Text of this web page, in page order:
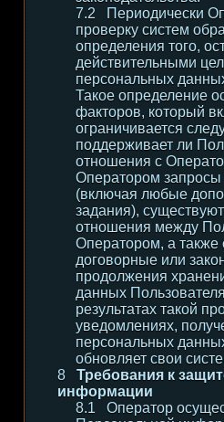
Периодически
проверку систем
определения того,
действительными
персональных
Такое определение
факторов, который
ограничивается
поддерживает ли
отношения с
Оператором запросы
(включая любые
задания),
отношения между
Оператором, а также
договорные или
продолжения
данных
результатах такой
уведомлениях,
персональных
обновляет свои
Требования к
информации
Оператор